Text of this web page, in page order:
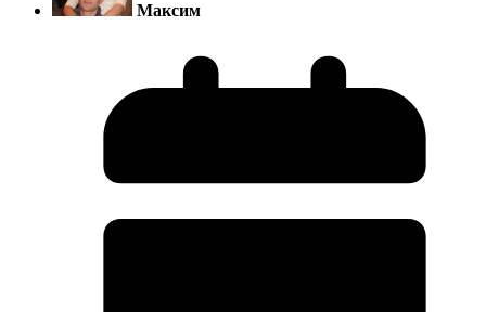
Максим